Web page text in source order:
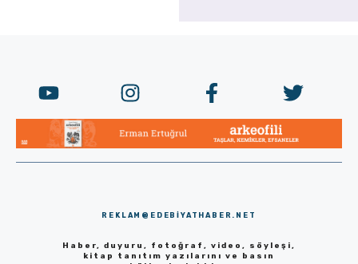
REKLAM@EDEBIYATHABER.NET
Haber, duyuru, fotoğraf, video, söyleşi,
kitap tanıtım yazılarını ve basın